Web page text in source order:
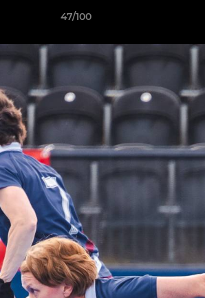
47/100